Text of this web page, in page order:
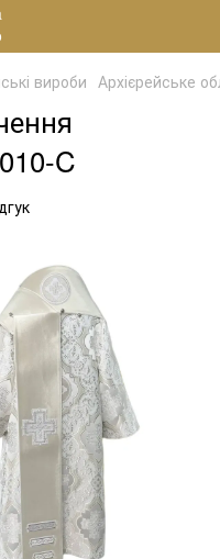
вироби Архієрейське
C